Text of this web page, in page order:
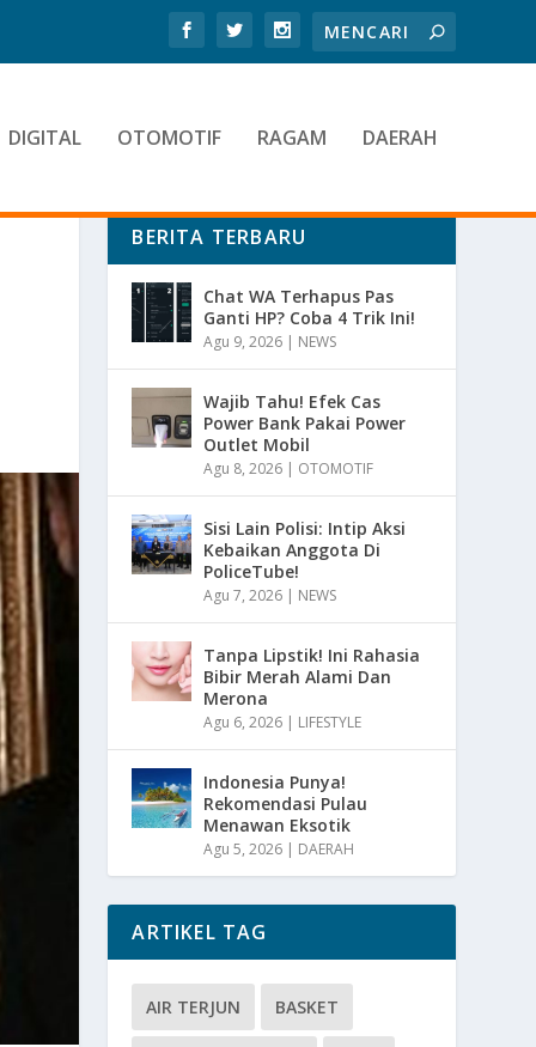
DIGITAL OTOMOTIF RAGAM DAERAH
BERITA TERBARU
Chat WA Terhapus Pas
Ganti HP? Coba 4 Trik Ini!
Agu 9, 2026 | NEWS
Wajib Tahu! Efek Cas
Power Bank Pakai Power
Outlet Mobil
Agu 8, 2026 | OTOMOTIF
Sisi Lain Polisi: Intip Aksi
Kebaikan Anggota Di
PoliceTube!
Agu 7, 2026 | NEWS
Tanpa Lipstik! Ini Rahasia
Bibir Merah Alami Dan
Merona
Agu 6, 2026 | LIFESTYLE
Indonesia Punya!
Rekomendasi Pulau
Menawan Eksotik
Agu 5, 2026 | DAERAH
ARTIKEL TAG
AIR TERJUN BASKET